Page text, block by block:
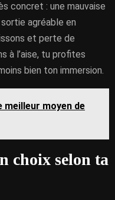
concret : une mauvaise
agréable en
et perte de
à l’aise, tu profites
bien ton immersion.
meilleur moyen de
choix selon ta